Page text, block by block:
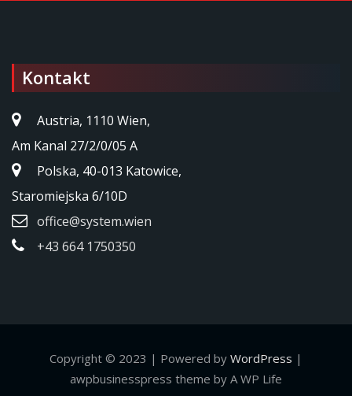
Kontakt
Austria, 1110 Wien,
Am Kanal 27/2/0/05 A
Polska, 40-013 Katowice,
Staromiejska 6/10D
office@system.wien
+43 664 1750350
Copyright © 2023 | Powered by WordPress |
awpbusinesspress theme by A WP Life